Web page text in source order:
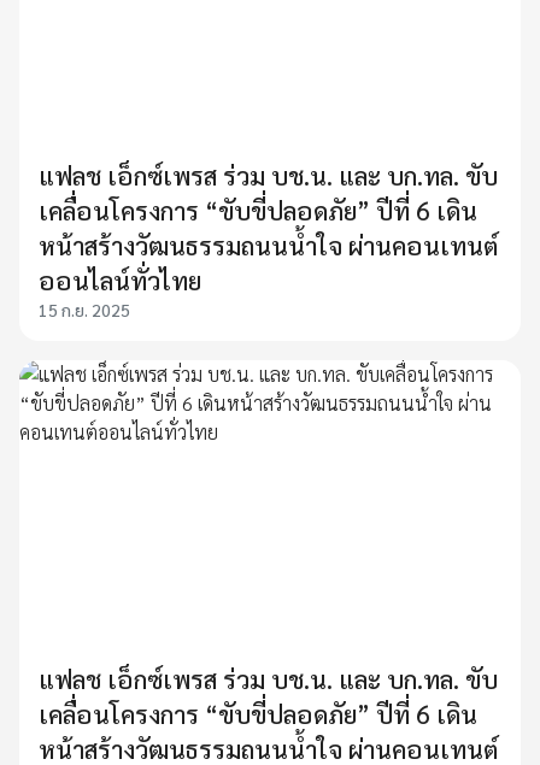
แฟลช เอ็กซ์เพรส ร่วม บช.น. และ บก.ทล. ขับ
เคลื่อนโครงการ “ขับขี่ปลอดภัย” ปีที่ 6 เดิน
หน้าสร้างวัฒนธรรมถนนน้ำใจ ผ่านคอนเทนต์
ออนไลน์ทั่วไทย
15 ก.ย. 2025
แฟลช เอ็กซ์เพรส ร่วม บช.น. และ บก.ทล. ขับ
เคลื่อนโครงการ “ขับขี่ปลอดภัย” ปีที่ 6 เดิน
หน้าสร้างวัฒนธรรมถนนน้ำใจ ผ่านคอนเทนต์